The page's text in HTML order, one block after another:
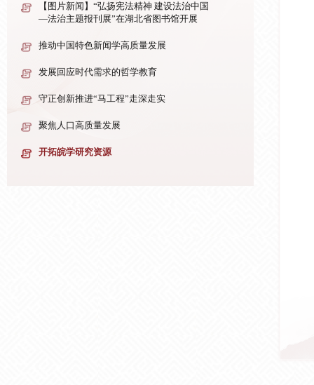
【图片新闻】“弘扬宪法精神 建设法治中国
—法治主题报刊展”在湖北省图书馆开展
推动中国特色新闻学高质量发展
发展回应时代需求的哲学教育
守正创新推进“马工程”走深走实
聚焦人口高质量发展
开拓皖学研究资源